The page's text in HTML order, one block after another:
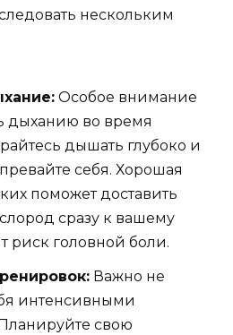
нескольким
Особое внимание
дыханию во время
дышать глубоко и
себя. Хорошая
поможет доставить
сразу к вашему
риск головной боли.
Важно не
интенсивными
свою